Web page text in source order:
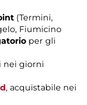
(Termini,
Fiumicino
per gli
nei giorni
, acquistabile nei